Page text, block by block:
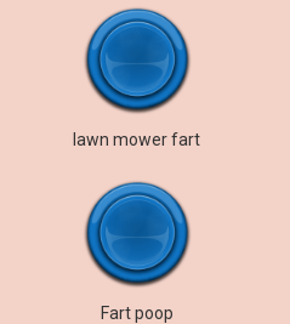
lawn mower fart
Fart poop